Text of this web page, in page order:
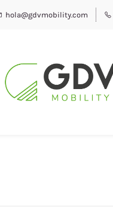
hola@gdvmobility.com